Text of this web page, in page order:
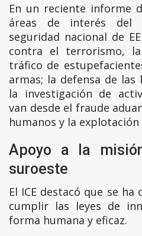
En un reciente informe
áreas de interés del
seguridad nacional de
contra el terrorismo, la
tráfico de
armas; la defensa de
la investigación de
van desde el fraude
humanos y la
Apoyo a la
suroeste
El ICE destacó que se
cumplir las leyes de
forma humana y eficaz.